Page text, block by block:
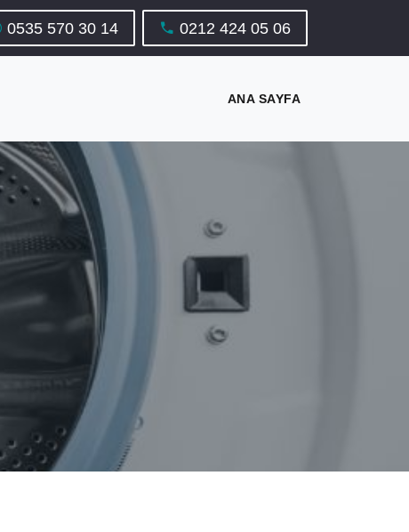
0535 570 30 14 0212 424 05 06
ANA SAYFA